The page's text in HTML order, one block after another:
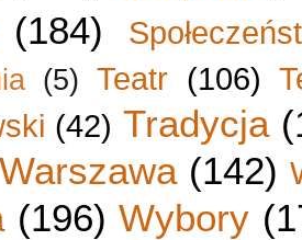
(184)
(5) Teatr (106)
(42) Tradycja
Warszawa (142)
(196) Wybory